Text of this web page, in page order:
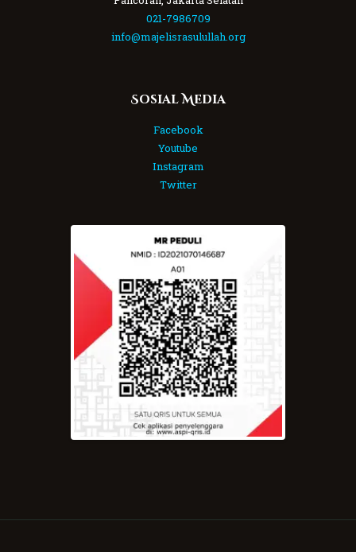
021-7986709
info@majelisrasulullah.org
Sosial Media
Facebook
Youtube
Instagram
Twitter